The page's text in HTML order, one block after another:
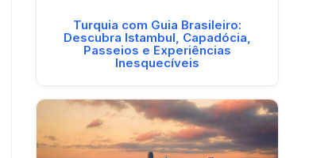
Turquia com Guia Brasileiro:
Descubra Istambul, Capadócia,
Passeios e Experiências
Inesquecíveis